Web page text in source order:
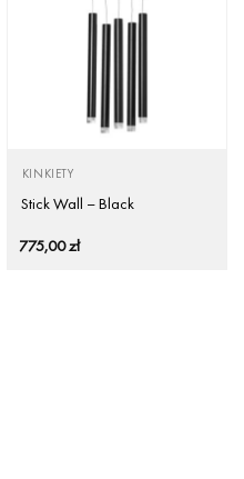
KINKIETY
Stick Wall – Black
775,00zł